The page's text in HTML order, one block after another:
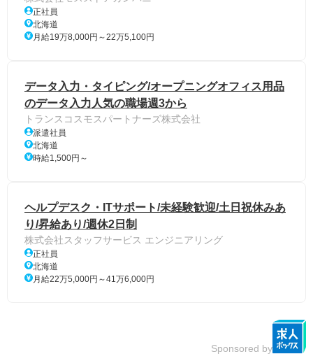
正社員
北海道
月給19万8,000円～22万5,100円
データ入力・タイピング/オープニングオフィス用品
のデータ入力人気の職場週3から
トランスコスモスパートナーズ株式会社
派遣社員
北海道
時給1,500円～
ヘルプデスク・ITサポート/未経験歓迎/土日祝休みあ
り/昇給あり/週休2日制
株式会社スタッフサービス エンジニアリング
正社員
北海道
月給22万5,000円～41万6,000円
Sponsored by